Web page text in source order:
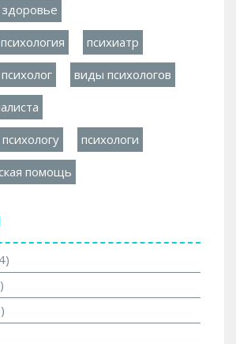
здоровье
психиатр
виды психологов
психологи
помощь